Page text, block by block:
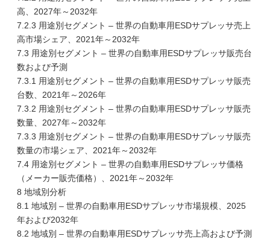
高、2027年～2032年
7.2.3 用途別セグメント – 世界の自動車用ESDサプレッサ売上
高市場シェア、2021年～2032年
7.3 用途別セグメント – 世界の自動車用ESDサプレッサ販売台
数および予測
7.3.1 用途別セグメント – 世界の自動車用ESDサプレッサ販売
台数、2021年～2026年
7.3.2 用途別セグメント – 世界の自動車用ESDサプレッサ販売
数量、2027年～2032年
7.3.3 用途別セグメント – 世界の自動車用ESDサプレッサ販売
数量の市場シェア、2021年～2032年
7.4 用途別セグメント – 世界の自動車用ESDサプレッサ価格
（メーカー販売価格）、2021年～2032年
8 地域別分析
8.1 地域別 – 世界の自動車用ESDサプレッサ市場規模、2025
年および2032年
8.2 地域別 – 世界の自動車用ESDサプレッサ売上高および予測